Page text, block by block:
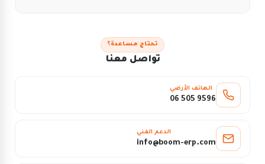
تحتاج مساعدة؟
تواصل معنا
الهاتف الأرضي
06 505 9596
الدعم الفني
info@boom-erp.com